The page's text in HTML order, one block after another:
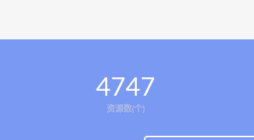
4747
资源数(个)